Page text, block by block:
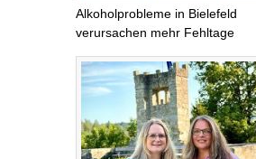
Alkoholprobleme in Bielefeld
verursachen mehr Fehltage